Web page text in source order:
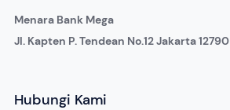
Menara Bank Mega
Jl. Kapten P. Tendean No.12 Jakarta 12790
Hubungi Kami